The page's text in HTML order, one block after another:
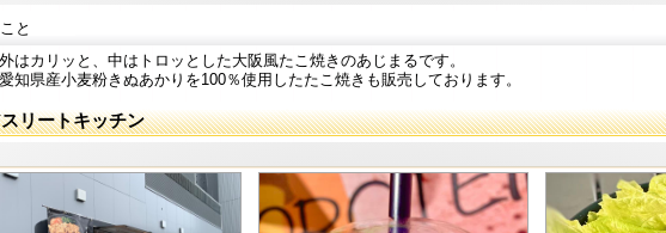
と
外はカリッと、中はトロッとした大阪風たこ焼きのあじまるです。
愛知県産小麦粉きぬあかりを100％使用したたこ焼きも販売しております。
リートキッチン